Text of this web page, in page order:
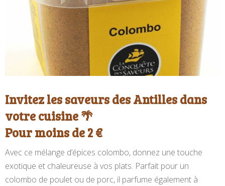
Invitez les saveurs des Antilles dans
votre cuisine 🌴
Pour moins de 2 €
Avec ce mélange d’épices colombo, donnez une touche
exotique et chaleureuse à vos plats. Parfait pour un
colombo de poulet ou de porc, il parfume également à